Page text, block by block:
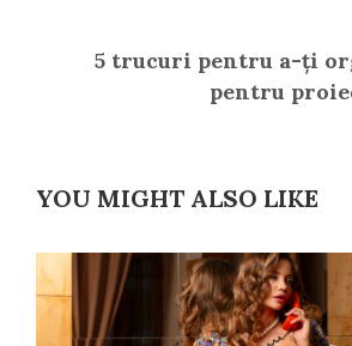
5 trucuri pentru a-ți
pentru
YOU MIGHT ALSO LIKE